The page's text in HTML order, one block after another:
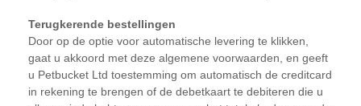
Terugkerende bestellingen
Door op de optie voor automatische levering te klikken,
gaat u akkoord met deze algemene voorwaarden, en geeft
u Petbucket Ltd toestemming om automatisch de creditcard
in rekening te brengen of de debetkaart te debiteren die u